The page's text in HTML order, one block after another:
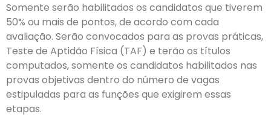
Somente serão habilitados os candidatos que tiverem
50% ou mais de pontos, de acordo com cada
avaliação. Serão convocados para as provas práticas,
Teste de Aptidão Física (TAF) e terão os títulos
computados, somente os candidatos habilitados nas
provas objetivas dentro do número de vagas
estipuladas para as funções que exigirem essas
etapas.